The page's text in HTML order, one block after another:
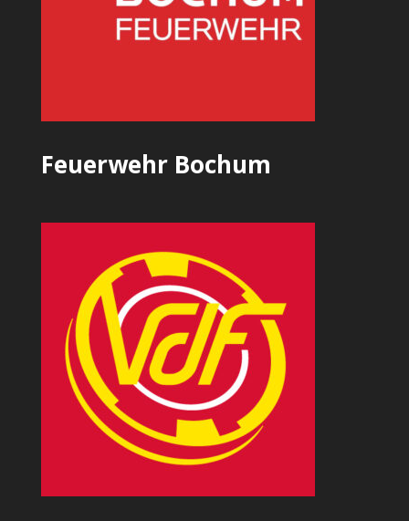
Feuerwehr Bochum